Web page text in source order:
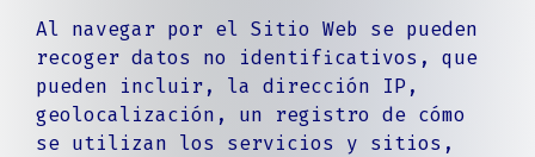
Al navegar por el Sitio Web se pueden
recoger datos no identificativos, que
pueden incluir, la dirección IP,
geolocalización, un registro de cómo
se utilizan los servicios y sitios,